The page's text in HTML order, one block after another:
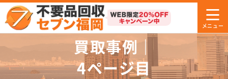
買取事例｜
4ページ目